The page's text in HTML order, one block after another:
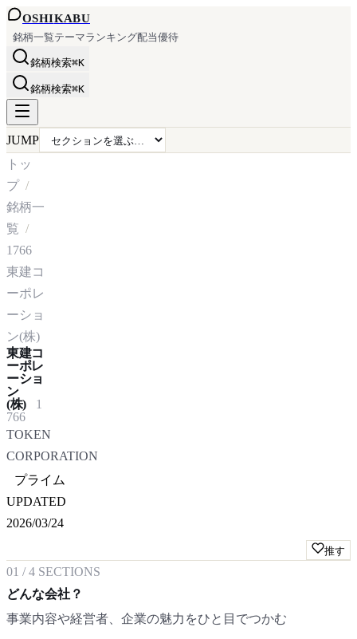
OSHIKABU
銘柄一覧テーマランキング配当優待
銘柄検索⌘K
銘柄検索⌘K
JUMP
トッ
プ
銘柄一
覧
1766
東建コ
ーポレ
ーショ
ン(株)
東建コ
ーポレ
ーショ
ン
(株)
1
766
TOKEN
CORPORATION
プライム
UPDATED
2026/03/24
推す
01 /4 SECTIONS
どんな会社？
事業内容や経営者、企業の魅力をひと目でつかむ